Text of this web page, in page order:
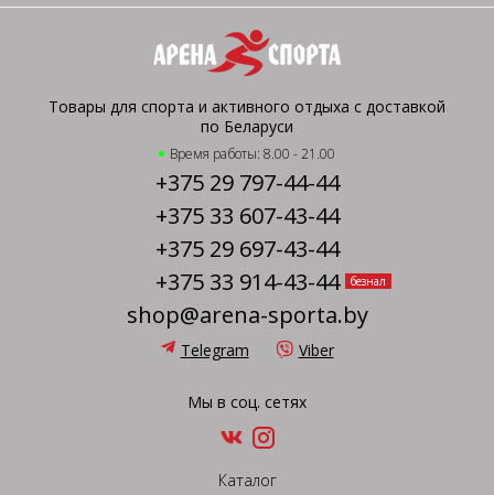
Товары для спорта и активного отдыха с доставкой
по Беларуси
Время работы: 8.00 - 21.00
+375 29 797-44-44
+375 33 607-43-44
+375 29 697-43-44
+375 33 914-43-44
безнал
shop@arena-sporta.by
Telegram Viber
Мы в соц. сетях
Каталог